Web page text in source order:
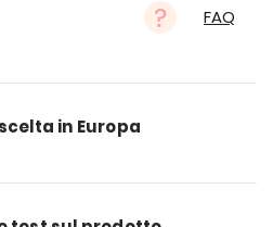
FAQ
in Europa